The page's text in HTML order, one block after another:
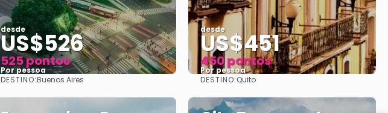
desde
US$526
525 pontos
Por pessoa
Vejo
DESTINO:Buenos Aires
desde
US$451
450 pontos
Por pessoa
DESTINO:Quito